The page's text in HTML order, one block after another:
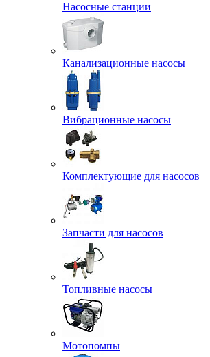
Насосные станции
Канализационные насосы
Вибрационные насосы
Комплектующие для насосов
Запчасти для насосов
Топливные насосы
Мотопомпы